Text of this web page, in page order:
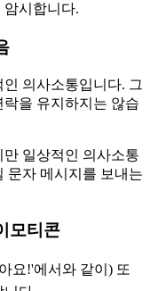
암시합니다.
의사소통입니다. 그
을 유지하지는 않습
일상적인 의사소통
문자 메시지를 보내는
모티콘
요!'에서와 같이) 또